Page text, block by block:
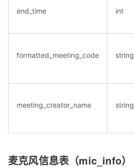
end_time int
formatted_meeting_code string
meeting_creator_name string
麦克风信息表（mic_info）